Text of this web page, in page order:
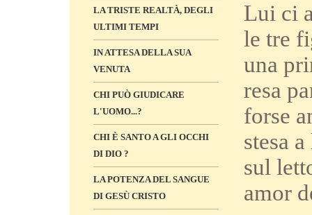
LA TRISTE REALTÀ, DEGLI
ULTIMI TEMPI
IN ATTESA DELLA SUA
VENUTA
CHI PUÒ GIUDICARE
L'UOMO...?
CHI È SANTO A GLI OCCHI
DI DIO ?
LA POTENZA DEL SANGUE
DI GESÙ CRISTO
Lui ci
le tre
una
resa
forse
stesa
sul
amor